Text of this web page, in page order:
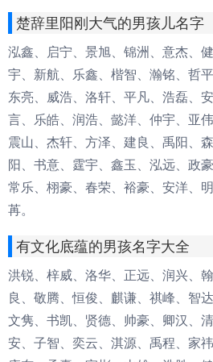
楚辞里阳刚大气的男孩儿名字
泓鑫、启宁、景旭、锦洲、意杰、
宇、新航、乐鑫、楷智、瀚铭、哲
东亮、威浩、洛轩、平凡、浩磊、
言、乐皓、润浩、懿洋、仲宇、亚
震山、杰轩、方泽、建良、禹阳、
阳、书意、霆宇、鑫玉、泓远、政
常乐、栩豪、春荣、裕豪、安洋、
苒。
有文化底蕴的男孩名字大全
洪锐、梓威、洛华、正远、润兴、
良、敬腾、恒俊、麒谦、祺峰、智
文隽、书凯、贤德、帅豪、卿汉、
安、子智、奕云、淇源、禹程、家